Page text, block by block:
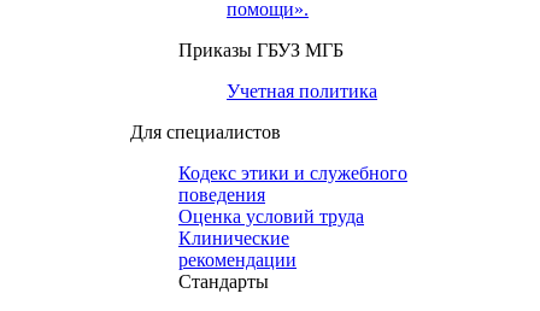
помощи».
Приказы ГБУЗ МГБ
Учетная политика
Для специалистов
Кодекс этики и служебного
поведения
Оценка условий труда
Клинические
рекомендации
Cтандарты